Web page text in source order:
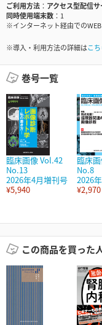
ご利用方法
アクセス型配信サ
同時使用端末数
1
※インターネット経由での
※導入・利用方法の詳細はこ
巻号一覧
臨床画像 Vol.42
No.13
2026年4月増刊号
¥5,940
臨床
No.8
2026
¥2,970
この商品を買った